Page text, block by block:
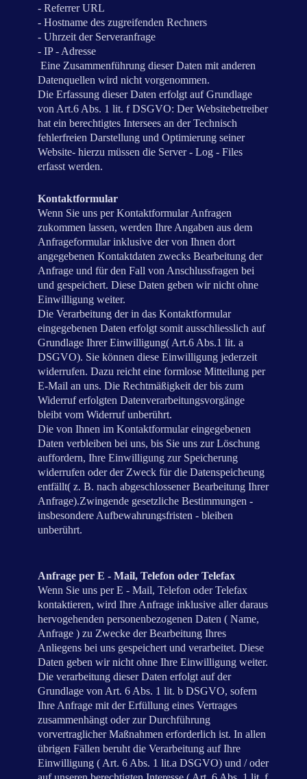
- Referrer URL
- Hostname des zugreifenden Rechners
- Uhrzeit der Serveranfrage
- IP - Adresse
Eine Zusammenführung dieser Daten mit anderen
Datenquellen wird nicht vorgenommen.
Die Erfassung dieser Daten erfolgt auf Grundlage
von Art.6 Abs. 1 lit. f DSGVO: Der Websitebetreiber
hat ein berechtigtes Intersees an der Technisch
fehlerfreien Darstellung und Optimierung seiner
Website- hierzu müssen die Server - Log - Files
erfasst werden.
Kontaktformular
Wenn Sie uns per Kontaktformular Anfragen
zukommen lassen, werden Ihre Angaben aus dem
Anfrageformular inklusive der von Ihnen dort
angegebenen Kontaktdaten zwecks Bearbeitung der
Anfrage und für den Fall von Anschlussfragen bei
und gespeichert. Diese Daten geben wir nicht ohne
Einwilligung weiter.
Die Verarbeitung der in das Kontaktformular
eingegebenen Daten erfolgt somit ausschliesslich auf
Grundlage Ihrer Einwilligung( Art.6 Abs.1 lit. a
DSGVO). Sie können diese Einwilligung jederzeit
widerrufen. Dazu reicht eine formlose Mitteilung per
E-Mail an uns. Die Rechtmäßigkeit der bis zum
Widerruf erfolgten Datenverarbeitungsvorgänge
bleibt vom Widerruf unberührt.
Die von Ihnen im Kontaktformular eingegebenen
Daten verbleiben bei uns, bis Sie uns zur Löschung
auffordern, Ihre Einwilligung zur Speicherung
widerrufen oder der Zweck für die Datenspeicheung
entfällt( z. B. nach abgeschlossener Bearbeitung Ihrer
Anfrage).Zwingende gesetzliche Bestimmungen -
insbesondere Aufbewahrungsfristen - bleiben
unberührt.
Anfrage per E - Mail, Telefon oder Telefax
Wenn Sie uns per E - Mail, Telefon oder Telefax
kontaktieren, wird Ihre Anfrage inklusive aller daraus
hervogehenden personenbezogenen Daten ( Name,
Anfrage ) zu Zwecke der Bearbeitung Ihres
Anliegens bei uns gespeichert und verarbeitet. Diese
Daten geben wir nicht ohne Ihre Einwilligung weiter.
Die verarbeitung dieser Daten erfolgt auf der
Grundlage von Art. 6 Abs. 1 lit. b DSGVO, sofern
Ihre Anfrage mit der Erfüllung eines Vertrages
zusammenhängt oder zur Durchführung
vorvertraglicher Maßnahmen erforderlich ist. In allen
übrigen Fällen beruht die Verarbeitung auf Ihre
Einwilligung ( Art. 6 Abs. 1 lit.a DSGVO) und / oder